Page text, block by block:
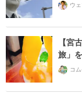
【宮
旅」
コ